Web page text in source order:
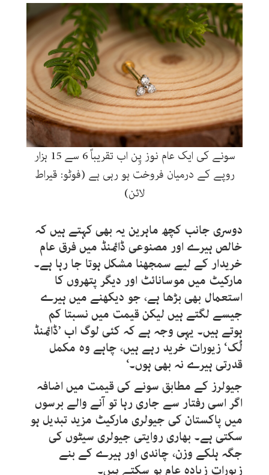
سونے کی ایک عام نوز پِن اب تقریباً 6 سے 15 ہزار
روپے کے درمیان فروخت ہو رہی ہے (فوٹو: قیراط
لائن)
دوسری جانب کچھ ماہرین یہ بھی کہتے ہیں کہ
خالص ہیرے اور مصنوعی ڈائمنڈ میں فرق عام
خریدار کے لیے سمجھنا مشکل ہوتا جا رہا ہے۔
مارکیٹ میں موسانائٹ اور دیگر پتھروں کا
استعمال بھی بڑھا ہے، جو دیکھنے میں ہیرے
جیسے لگتے ہیں لیکن قیمت میں نسبتا کم
ہوتے ہیں۔ یہی وجہ ہے کہ کئی لوگ اب ’ڈائمنڈ
لُک‘ زیورات خرید رہے ہیں، چاہے وہ مکمل
قدرتی ہیرے نہ بھی ہوں۔‘
جیولرز کے مطابق سونے کی قیمت میں اضافہ
اگر اسی رفتار سے جاری رہا تو آنے والے برسوں
میں پاکستان کی جیولری مارکیٹ مزید تبدیل ہو
سکتی ہے۔ بھاری روایتی جیولری سیٹوں کی
جگہ ہلکے وزن، چاندی اور ہیرے کے بنے
زیورات زیادہ عام ہو سکتے ہیں۔